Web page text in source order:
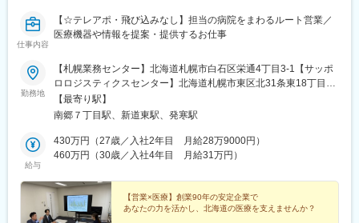
仕事内容
【☆テレアポ・飛び込みなし】担当の病院をまわるルート営業／
医療機器や情報を提案・提供するお仕事
勤務地
【札幌業務センター】北海道札幌市白石区栄通4丁目3‐1【サッポ
ロロジスティクスセンター】北海道札幌市東区北31条東18丁目6-
13【ハビア物流センター】北海道札幌市西区発寒15条14丁目3-3※
勤務地は希望を考慮して決定します
【最寄り駅】
南郷７丁目駅、新道東駅、発寒駅
給与
430万円（27歳／入社2年目 月給28万9000円）
460万円（30歳／入社4年目 月給31万円）
【営業×医療】創業90年の安定企業で
あなたの力を活かし、北海道の医療を支えませんか？